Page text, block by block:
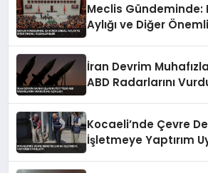
Meclis Gündeminde:
Aylığı ve Diğer
İran Devrim
ABD Radarlarını
Kocaeli’nde Çevre
İşletmeye Yaptırım